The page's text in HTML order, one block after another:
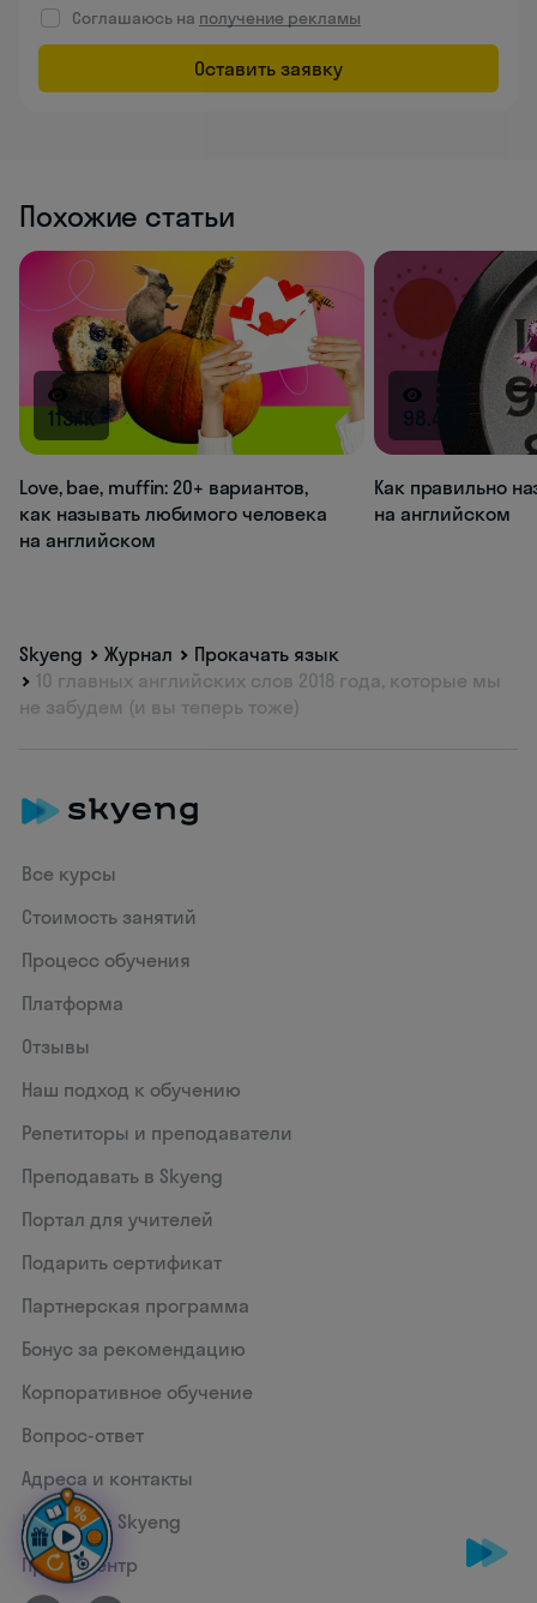
Соглашаюсь на получение рекламы
Оставить заявку
Похожие статьи
113.1K
Love, bae, muffin: 20+ вариантов,
как называть любимого человека
на английском
98.4K
Как правильно
на английском
Skyeng Журнал
Прокачать язык
10 главных английских слов 2018 года, которые мы
не забудем (и вы теперь тоже)
Все курсы
Стоимость занятий
Процесс обучения
Платформа
Отзывы
Наш подход к обучению
Репетиторы и преподаватели
Преподавать в Skyeng
Портал для учителей
Подарить сертификат
Партнерская программа
Бонус за рекомендацию
Корпоративное обучение
Вопрос-ответ
Адреса и контакты
Карьера в Skyeng
Пресс-центр